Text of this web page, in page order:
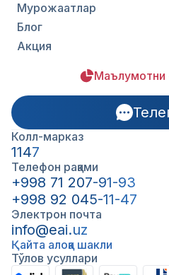
Мурожаатлар
Блог
Акция
Маълумотни
Колл-марказ
1147
Телефон рақами
+998 71 207-91-93
+998 92 045-11-47
Электрон почта
info@eai.uz
Қайта алоқа шакли
Тўлов усуллари